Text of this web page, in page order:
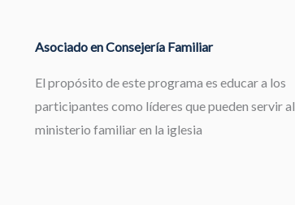
Asociado en Consejería Familiar
El propósito de este programa es educar a los
participantes como líderes que pueden servir al
ministerio familiar en la iglesia